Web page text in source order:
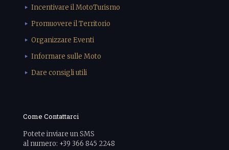
Incentivare il MotoTurismo
Promuovere il Territorio
Organizzare Eventi
Informare sulle Moto
Dare consigli utili
Come Contattarci
Potete inviare un SMS
al numero: +39 366 845 2248